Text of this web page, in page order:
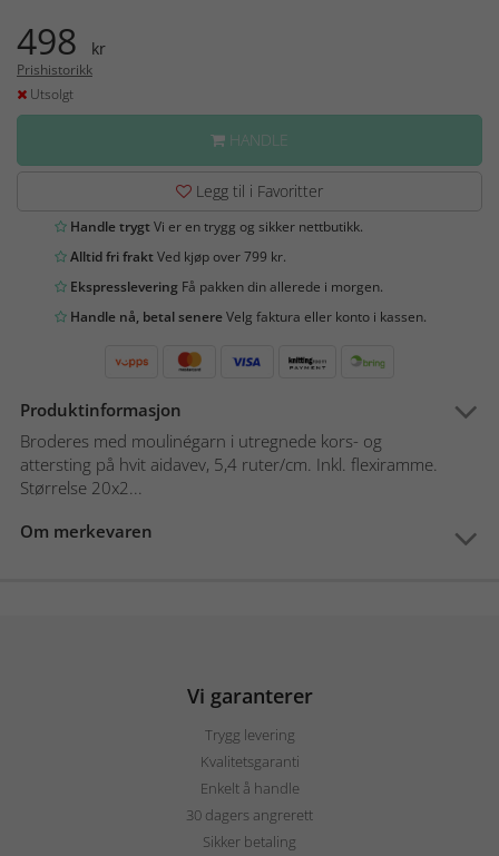
498 kr
Prishistorikk
Utsolgt
HANDLE
Legg til i Favoritter
Handle trygtVi er en trygg og sikker nettbutikk.
Alltid fri fraktVed kjøp over 799 kr.
Ekspresslevering Få pakken din allerede i morgen.
Handle nå, betal senereVelg faktura eller konto i kassen.
Produktinformasjon
Broderes med moulinégarn i utregnede kors- og
attersting på hvit aidavev, 5,4 ruter/cm. Inkl. flexiramme.
Størrelse 20x2...
Om merkevaren
Vi garanterer
Trygg levering
Kvalitetsgaranti
Enkelt å handle
30 dagers angrerett
Sikker betaling